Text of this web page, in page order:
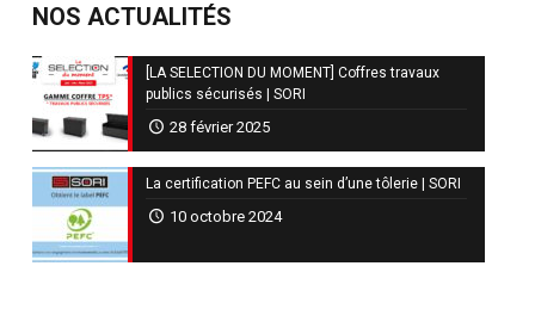
NOS ACTUALITÉS
[LA SELECTION DU MOMENT] Coffres travaux
publics sécurisés | SORI
28 février 2025
La certification PEFC au sein d’une tôlerie | SORI
10 octobre 2024